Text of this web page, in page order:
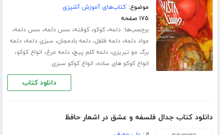
موضوع:کتاب‌های آموزش آشپزی
۱۷۵ صفحه
برچسب‌ها:دلمه،کوکو،کوفته، سس دلمه، سس دلمه،
مواد دلمه،دلمه فلفل،دلمه بادمجان، سبزی دلمه،دلمه
برگ مو تبریزی،دلمه کلم پیچ،دلمه مرغ، انواع کوکو،
انواع کوکو های ساده، انواع کوکو سبزی
دانلود کتاب
دانلود کتاب جدال فلسفه و عشق در اشعار حافظ